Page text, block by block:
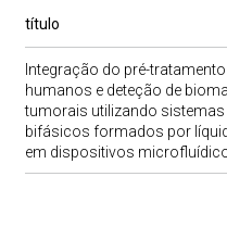
título
Integração do pré-
humanos e deteção de
tumorais utilizando
bifásicos formados por
em dispositivos